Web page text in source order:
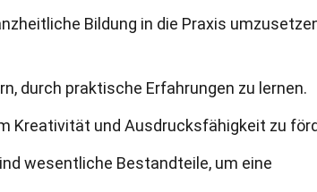
Bildung in die Praxis
durch praktische Erfahrungen zu lernen.
Kreativität und Ausdrucksfähigkeit zu
wesentliche Bestandteile, um eine